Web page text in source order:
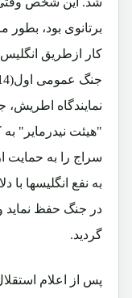
برتانوی بود،
کار ازطریق
نمایندگاه
"هیئت نیدرمایر" به
سراج را به حمایت
به نفع انگلیسها با
در جنگ حفظ نماید
گردید.
پس از اعلام